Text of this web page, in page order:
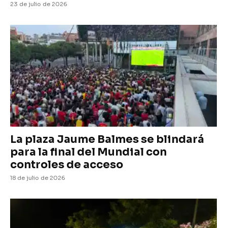
23 de julio de 2026
La plaza Jaume Balmes se blindará
para la final del Mundial con
controles de acceso
18 de julio de 2026